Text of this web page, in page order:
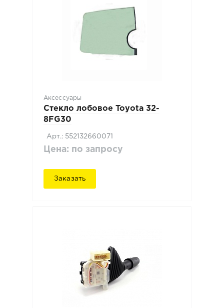
Аксессуары
Стекло лобовое Toyota 32-
8FG30
Арт.: 552132660071
Цена: по запросу
Заказать